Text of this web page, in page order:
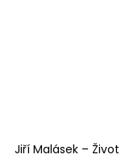
Jiří Malásek ‎–